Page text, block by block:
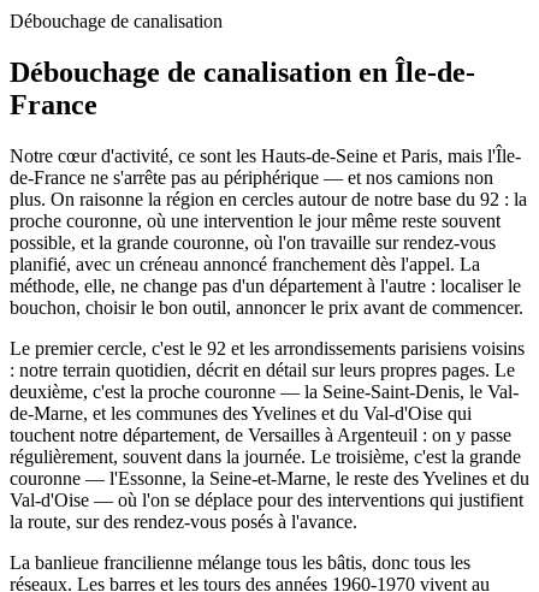
Débouchage de canalisation
Débouchage de canalisation en Île-de-
France
Notre cœur d'activité, ce sont les Hauts-de-Seine et Paris, mais l'Île-
de-France ne s'arrête pas au périphérique — et nos camions non
plus. On raisonne la région en cercles autour de notre base du 92 : la
proche couronne, où une intervention le jour même reste souvent
possible, et la grande couronne, où l'on travaille sur rendez-vous
planifié, avec un créneau annoncé franchement dès l'appel. La
méthode, elle, ne change pas d'un département à l'autre : localiser le
bouchon, choisir le bon outil, annoncer le prix avant de commencer.
Le premier cercle, c'est le 92 et les arrondissements parisiens voisins
: notre terrain quotidien, décrit en détail sur leurs propres pages. Le
deuxième, c'est la proche couronne — la Seine-Saint-Denis, le Val-
de-Marne, et les communes des Yvelines et du Val-d'Oise qui
touchent notre département, de Versailles à Argenteuil : on y passe
régulièrement, souvent dans la journée. Le troisième, c'est la grande
couronne — l'Essonne, la Seine-et-Marne, le reste des Yvelines et du
Val-d'Oise — où l'on se déplace pour des interventions qui justifient
la route, sur des rendez-vous posés à l'avance.
La banlieue francilienne mélange tous les bâtis, donc tous les
réseaux. Les barres et les tours des années 1960-1970 vivent au